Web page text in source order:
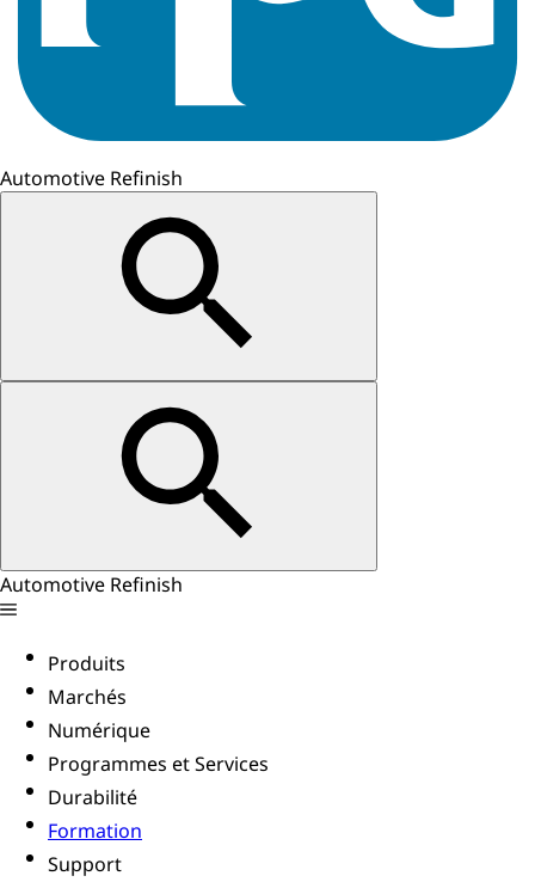
Automotive Refinish
Automotive Refinish
Produits
Marchés
Numérique
Programmes et Services
Durabilité
Formation
Support